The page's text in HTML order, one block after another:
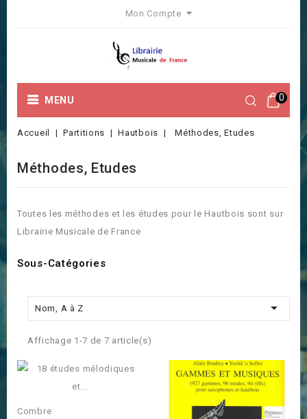
Mon Compte
0
MENU
Accueil Partitions Hautbois Méthodes, Etudes
Méthodes, Etudes
Toutes les méthodes et les études pour le Hautbois sont sur
Librairie Musicale de France
Sous-Catégories
Nom, A à Z 
Affichage 1-7 de 7 article(s)
Combre